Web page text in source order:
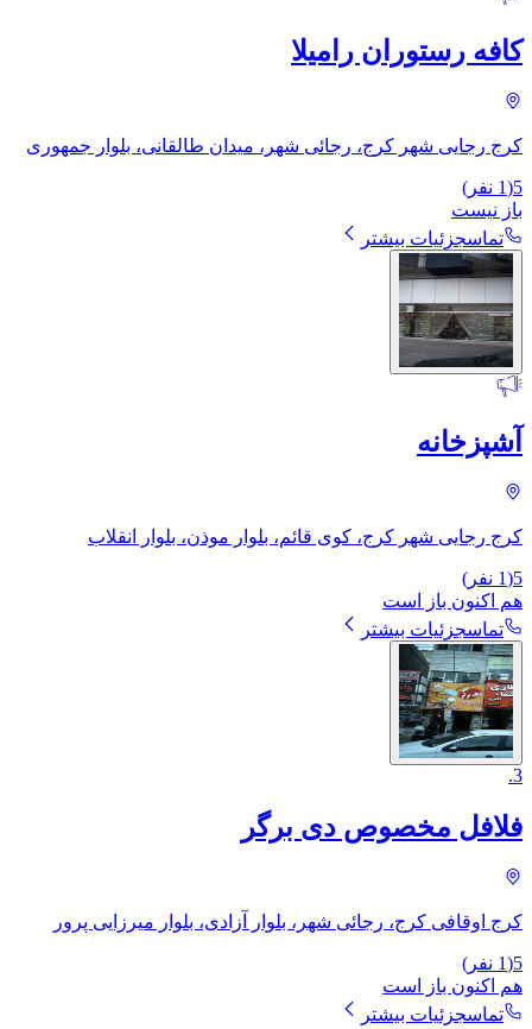
کافه رستوران رامیلا
کرج رجایی شهر کرج، رجائی شهر، میدان طالقانی، بلوار جمهوری
5
(
1 نفر)
باز نیست
تماسجزئیات بیشتر
آشپزخانه
کرج رجایی شهر کرج، کوی قائم، بلوار موذن، بلوار انقلاب
5
(
1 نفر)
هم اکنون باز است
تماسجزئیات بیشتر
3
.
فلافل مخصوص دی برگر
کرج اوقافی کرج، رجائی شهر، بلوار آزادی، بلوار میرزایی پرور
5
(
1 نفر)
هم اکنون باز است
تماسجزئیات بیشتر